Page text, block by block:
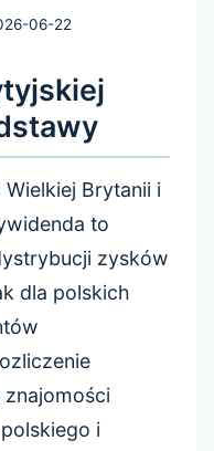
06-22
Wielkiej Brytanii i
to
zysków
dla polskich
i